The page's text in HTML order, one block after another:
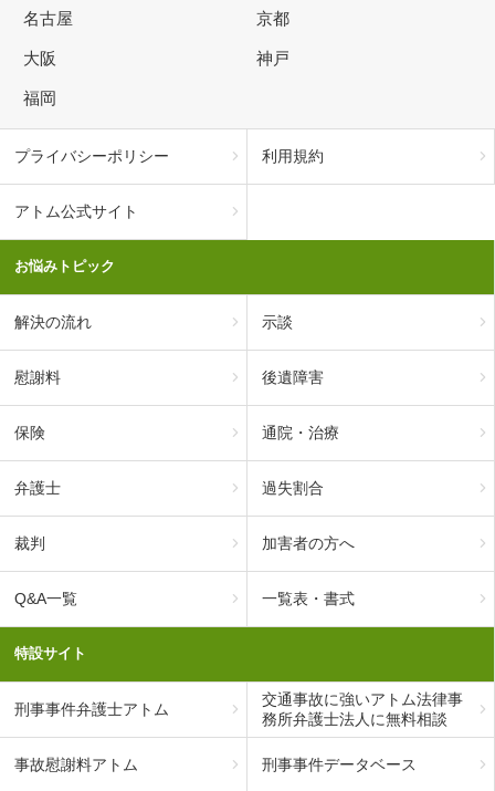
名古屋 京都
大阪 神戸
福岡
プライバシーポリシー 利用規約
アトム公式サイト
お悩みトピック
解決の流れ 示談
慰謝料 後遺障害
保険 通院・治療
弁護士 過失割合
裁判 加害者の方へ
Q&A一覧 一覧表・書式
特設サイト
刑事事件弁護士アトム
交通事故に強いアトム法律事
務所弁護士法人に無料相談
事故慰謝料アトム 刑事事件データベース